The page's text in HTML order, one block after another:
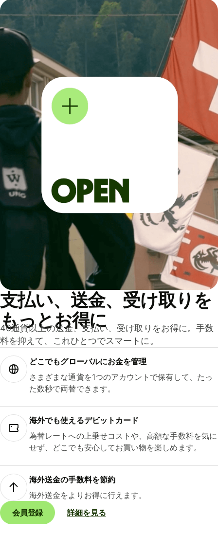
支払い、送金、受け取りを
もっとお得に
40通貨以上の送金、支払い、受け取りをお得に。手数
料を抑えて、これひとつでスマートに。
どこでもグ⁠ロ⁠ー⁠バ⁠ルにお金を管理
さまざまな通貨を1つのアカウントで保有して、たっ
た数秒で両替できます。
海外でも使えるデビットカード
為替レートへの上乗せコストや、高額な手数料を気に
せず、どこでも安心してお買い物を楽しめます。
海外送金の手数料を節約
海外送金をよりお得に行えます。
会員登録
詳細を見る